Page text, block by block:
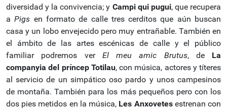
diversidad y la convivencia; y Campi qui pugui, que recupera
aPigs en formato de calle tres cerditos que aún buscan
casa y un lobo envejecido pero muy entrañable. También en
el ámbito de las artes escénicas de calle y el público
familiar podremos ver El meu amic Brutus, de La
companyia del príncep Totilau, con música, actores y títeres
al servicio de un simpático oso pardo y unos campesinos
de montaña. También para los más pequeños pero con los
dos pies metidos en la música, Les Anxovetes estrenan con